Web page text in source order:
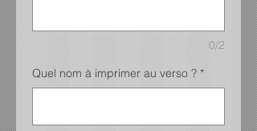
0/2
Quel nom à imprimer au verso ? *